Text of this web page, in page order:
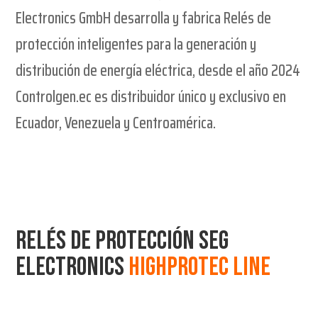
Electronics GmbH desarrolla y fabrica Relés de
protección inteligentes para la generación y
distribución de energía eléctrica, desde el año 2024
Controlgen.ec es distribuidor único y exclusivo en
Ecuador, Venezuela y Centroamérica.
Relés de protección Seg
electronics Highprotec line